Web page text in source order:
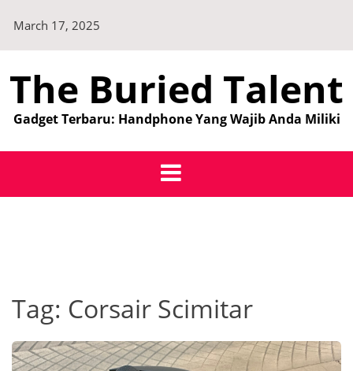
content
March 17, 2025
The Buried Talent
Gadget Terbaru: Handphone Yang Wajib Anda Miliki
Tag: Corsair Scimitar